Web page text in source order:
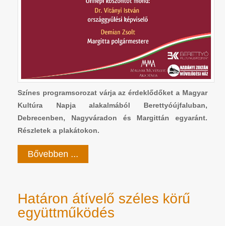
Színes programsorozat várja az érdeklődőket a Magyar
Kultúra Napja alakalmából Berettyóújfaluban,
Debrecenben, Nagyváradon és Margittán egyaránt.
Részletek a plakátokon.
Bővebben ...
Határon átívelő széles körű
együttműködés